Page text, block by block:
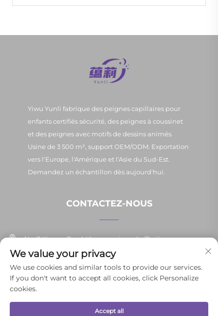
Yiwu Yunli fabrique des peignes capillaires pour
enfants certifiés sécurité, des peignes à coussinet
et des peignes avec motifs de dessins animés.
Usine de 3 500 m², support OEM/ODM. Exportation
vers l'Europe, l'Amérique et l'Asie du Sud-Est.
Demandez un échantillon dès aujourd'hui.
CONTACTEZ-NOUS
No. 7 Xinpan Road, Yiwu, province du Zhejiang
+86-13037647878
[email protected]
Droits d'auteur © 2025 Yiwu Yunli Daily Necessities Co., Ltd. Tous
We value your privacy
We use cookies and similar tools to provide our services.
If you don't want to accept all cookies, click Personalize
cookies.
Accept all